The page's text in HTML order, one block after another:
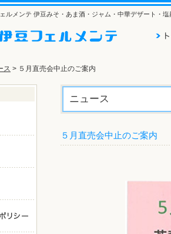
ルメンテ 伊豆みそ・あま酒・ジャム・中華デザート・
ス > ５月直売会中止のご案内
ニュース
５月直売会中止のご案内